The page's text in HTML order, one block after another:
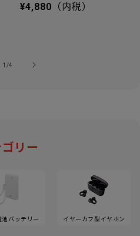
通常価格
¥4,880 （内税）
1 /
の4
リー
池バッテリー イヤーカフ型イヤホン